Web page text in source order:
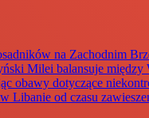
na Zachodnim
Milei balansuje między
obawy dotyczące
Libanie od czasu